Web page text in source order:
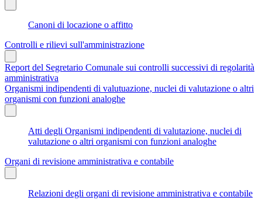
Canoni di locazione o affitto
Controlli e rilievi sull'amministrazione
Report del Segretario Comunale sui controlli successivi di regolarità
amministrativa
Organismi indipendenti di valutuazione, nuclei di valutazione o altri
organismi con funzioni analoghe
Atti degli Organismi indipendenti di valutazione, nuclei di
valutazione o altri organismi con funzioni analoghe
Organi di revisione amministrativa e contabile
Relazioni degli organi di revisione amministrativa e contabile